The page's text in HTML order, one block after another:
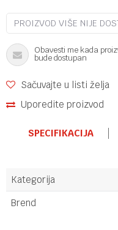
PROIZVOD VIŠE NIJE
Obavesti me kada
bude dostupan
Sačuvajte u listi želja
Uporedite proizvod
SPECIFIKACIJA
Kategorija
Brend